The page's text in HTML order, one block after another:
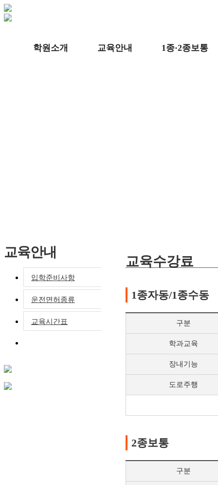
학원소개 교육안내 1종·2종보통
교육안내
입학준비사항
운전면허종류
교육시간표
교육수강료
1종자동/1종수동
구분
학과교육
장내기능
도로주행
2종보통
구분